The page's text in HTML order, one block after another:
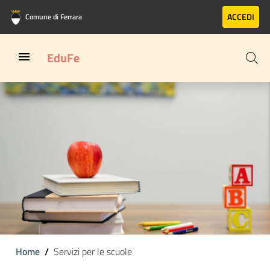
Vai al contenuto principale
Vai al footer
Comune di Ferrara ACCEDI
EduFe
Home Servizi per le scuole